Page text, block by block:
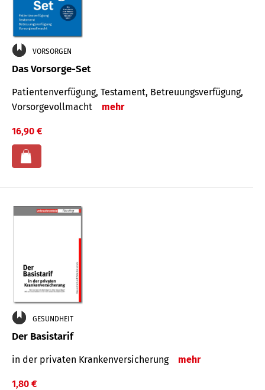
VORSORGEN
Das Vorsorge-Set
Patienten­ver­fügung, Testa­ment, Be­treuungs­verfü­gung,
Vor­sorge­voll­macht
mehr
16,90 €
GESUNDHEIT
Der Basistarif
in der privaten Kran­ken­ver­siche­rung mehr
1,80 €